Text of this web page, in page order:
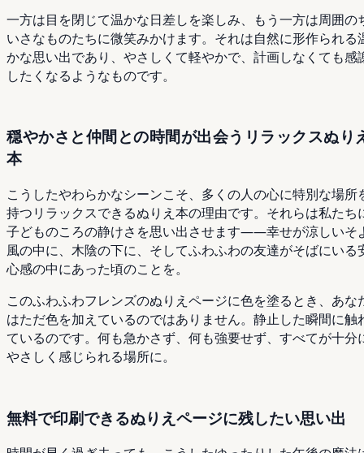
一方は目を閉じて温かな日差しを楽しみ、もう一方は周囲の
いさなものたちに微笑みかけます。それは自然に形作られる
かな思い出であり、やさしくて軽やかで、計画しなくても感
したくなるようなものです。
穏やかさと仲間との時間が出会うリラックスぬり
本
こうしたやわらかなシーンこそ、多くの人の心に特別な場所
持つリラックスできるぬりえ本の理由です。それらは私たち
子どものころの静けさを思い出させます――幸せが涼しいそ
風の中に、木陰の下に、そしてふわふわの友達がそばにいる
心感の中にあった頃のことを。
このふわふわフレンズのぬりえページに色を塗るとき、あな
はただ色を加えているのではありません。静止した瞬間に触
ているのです。何も急かさず、何も強要せず、すべてが十分
やさしく感じられる場所に。
無料で印刷できるぬりえページに残したい思い出